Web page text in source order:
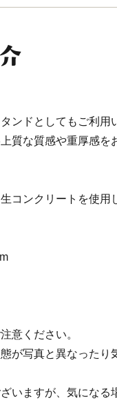
ンドとしてもご利用
質な質感や重厚感を
コンクリートを使用
意ください。
が写真と異なったり
いますが、気になる